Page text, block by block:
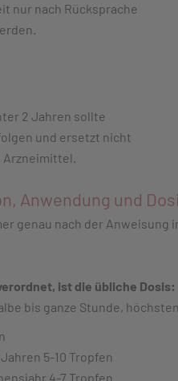
nur nach Rücksprache
2 Jahren sollte
und ersetzt nicht
Arzneimittel.
Anwendung und
genau nach der
ist die übliche Dosis:
bis ganze Stunde,
5-10 Tropfen
4-7 Tropfen